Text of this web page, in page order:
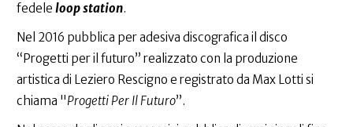
fedele loop station.
Nel 2016 pubblica per adesiva discografica il disco
“Progetti per il futuro” realizzato con la produzione
artistica di Leziero Rescigno e registrato da Max Lotti si
chiama "Progetti Per Il Futuro”.